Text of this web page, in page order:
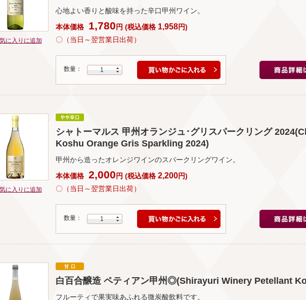
に入りに追加
心地よい香りと酸味を持った辛口甲州ワイン。
本体価格 1,780 円 (税込価格 1,958円)
〇（当日～翌営業日出荷）
数量： 1
に入りに追加
シャトーマルス 甲州オランジュ･グリスパークリング
Koshu Orange Gris Sparkling 2024)
甲州から造ったオレンジワインのスパークリングワイン。
本体価格 2,000 円 (税込価格2,200円)
〇（当日～翌営業日出荷）
数量： 1
白百合醸造 ペティアン甲州◎(Shirayuri Winery Petellant
フルーティで果実味あふれる微炭酸飲料です。